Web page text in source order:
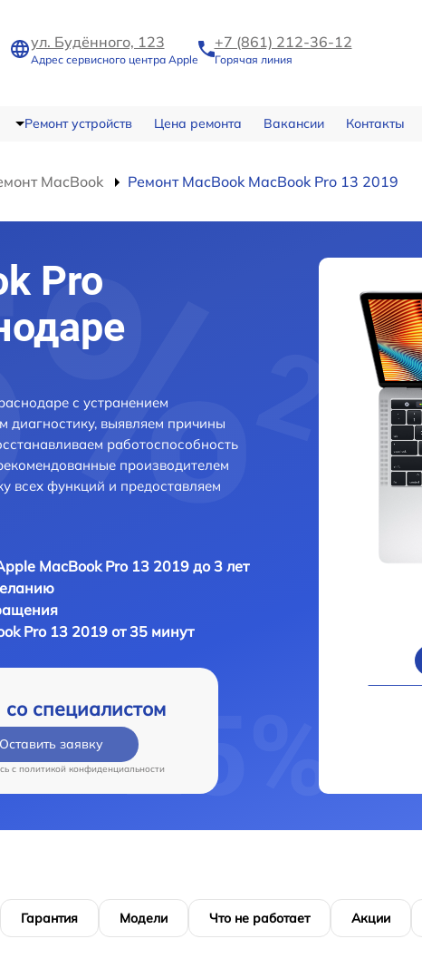
ул. Будённого, 123
Адрес сервисного центра Apple
+7 (861) 212-36-12
Горячая линия
Ремонт устройств Цена ремонта Вакансии Контакты
MacBook Ремонт MacBook MacBook Pro 13 2019
Pro
с устранением
диагностику, выявляем причины
работоспособность
производителем
всех функций и предоставляем
MacBook Pro 13 2019 до 3 лет
Pro 13 2019 от 35 минут
со специалистом
Оставить заявку
c политикой конфиденциальности
Гарантия Модели Что не работает Акции